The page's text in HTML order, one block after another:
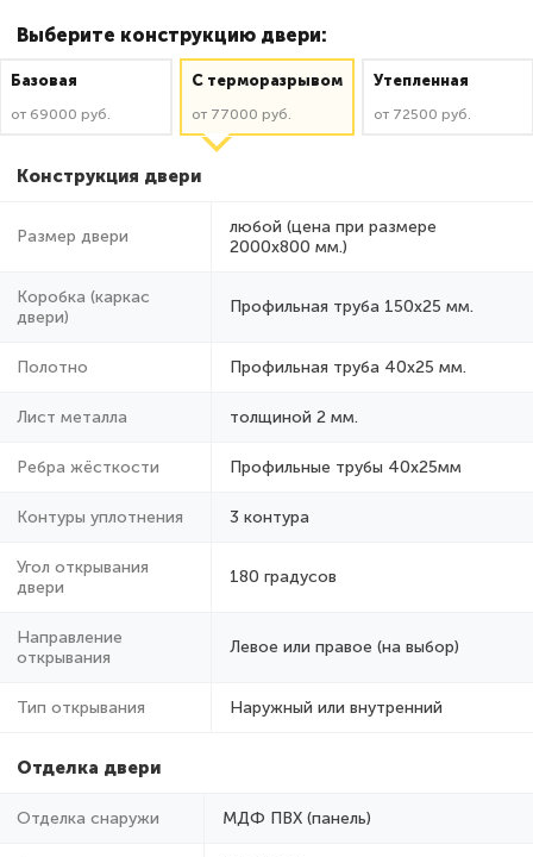
Выберите конструкцию двери:
Базовая
от 69000 руб.
C терморазрывом
от 77000 руб.
Утепленная
от 72500 руб.
Конструкция двери
Размер двери
любой (цена при размере
2000x800 мм.)
Коробка (каркас
двери)
Профильная труба 150х25 мм.
Полотно Профильная труба 40х25 мм.
Лист металла толщиной 2 мм.
Ребра жёсткости Профильные трубы 40х25мм
Контуры уплотнения 3 контура
Угол открывания
двери
180 градусов
Направление
открывания
Левое или правое (на выбор)
Тип открывания Наружный или внутренний
Отделка двери
Отделка снаружи МДФ ПВХ (панель)